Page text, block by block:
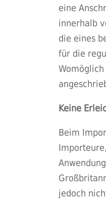
eine
innerhalb
die eines
für die
Keine
Beim
jedoch